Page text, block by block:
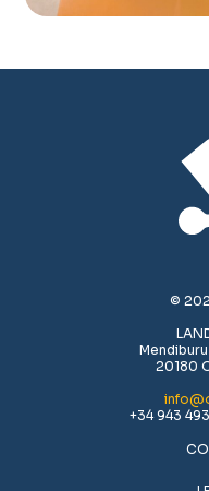
©
20180
+34 943